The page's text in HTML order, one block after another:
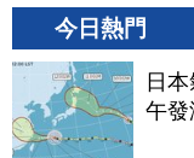
今日熱門
日
午發